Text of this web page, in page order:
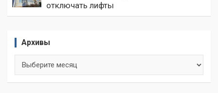
отключать лифты
Архивы